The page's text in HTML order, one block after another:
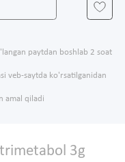
paytdan boshlab 2 soat
veb-saytda ko'rsatilganidan
amal qiladi
trimetabol 3g